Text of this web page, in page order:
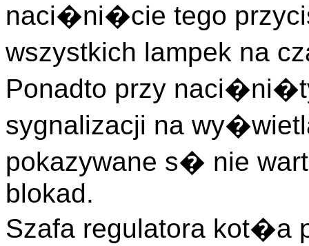
naci�ni�cie tego
wszystkich lampek na
Ponadto przy
sygnalizacji na
pokazywane s� nie
blokad.
Szafa regulatora kot�a